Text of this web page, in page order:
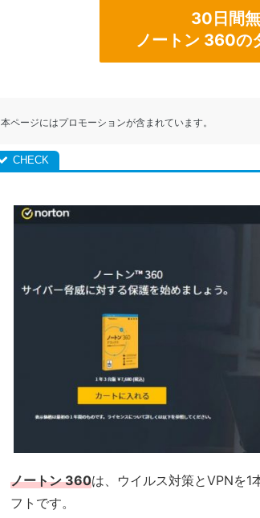
30日間
ノートン 360の
本ページにはプロモーションが含まれています。
ノートン 360は、ウイルス対策とVPNを1
フトです。